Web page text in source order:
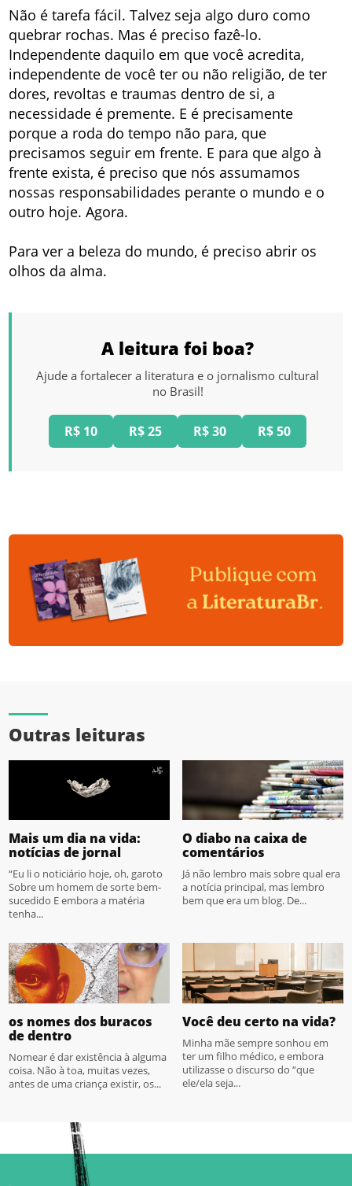
Não é tarefa fácil. Talvez seja algo duro como
quebrar rochas. Mas é preciso fazê-lo.
Independente daquilo em que você acredita,
independente de você ter ou não religião, de ter
dores, revoltas e traumas dentro de si, a
necessidade é premente. E é precisamente
porque a roda do tempo não para, que
precisamos seguir em frente. E para que algo à
frente exista, é preciso que nós assumamos
nossas responsabilidades perante o mundo e o
outro hoje. Agora.
Para ver a beleza do mundo, é preciso abrir os
olhos da alma.
A leitura foi boa?
Ajude a fortalecer a literatura e o jornalismo cultural
no Brasil!
R$ 10 R$ 25 R$ 30 R$ 50
Outras leituras
Mais um dia na vida:
notícias de jornal
“Eu li o noticiário hoje, oh, garoto
Sobre um homem de sorte bem-
sucedido E embora a matéria
tenha...
O diabo na caixa de
comentários
Já não lembro mais sobre qual era
a notícia principal, mas lembro
bem que era um blog. De...
os nomes dos buracos
de dentro
Nomear é dar existência à alguma
coisa. Não à toa, muitas vezes,
antes de uma criança existir, os...
Você deu certo na vida?
Minha mãe sempre sonhou em
ter um filho médico, e embora
utilizasse o discurso do “que
ele/ela seja...